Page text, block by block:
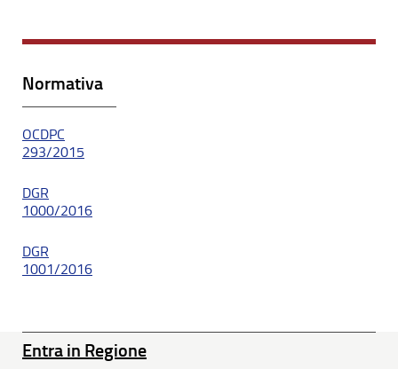
Normativa
OCDPC
293/2015
DGR
1000/2016
DGR
1001/2016
Entra in Regione